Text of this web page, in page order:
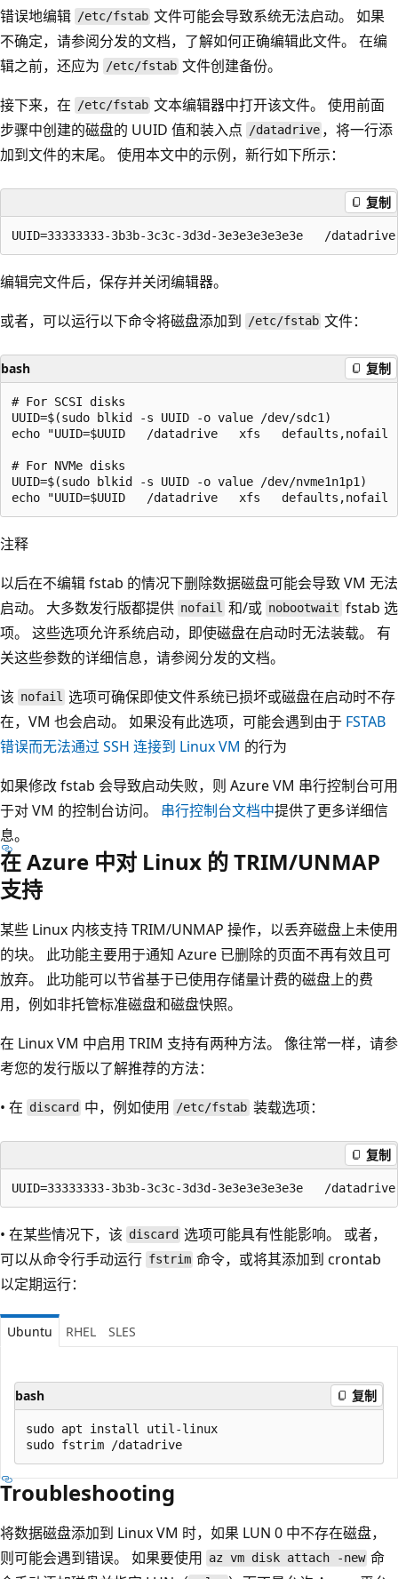
错误地编辑 /etc/fstab 文件可能会导致系统无法启动。 如果
不确定，请参阅分发的文档，了解如何正确编辑此文件。 在编
辑之前，还应为 /etc/fstab 文件创建备份。
接下来，在 /etc/fstab 文本编辑器中打开该文件。 使用前面
步骤中创建的磁盘的 UUID 值和装入点 /datadrive ，将一行添
加到文件的末尾。 使用本文中的示例，新行如下所示：
复制
编辑完文件后，保存并关闭编辑器。
或者，可以运行以下命令将磁盘添加到 /etc/fstab 文件：
bash 复制
# For SCSI disks
UUID=$(sudo blkid -s UUID -o value /dev/sdc1)
echo "UUID=$UUID   /datadrive   xfs
# For NVMe disks
UUID=$(sudo blkid -s UUID -o value /dev/nvme1n1p1)
注释
以后在不编辑 fstab 的情况下删除数据磁盘可能会导致 VM 无法
启动。 大多数发行版都提供 nofail 和/或 nobootwait fstab 选
项。 这些选项允许系统启动，即使磁盘在启动时无法装载。 有
关这些参数的详细信息，请参阅分发的文档。
该 nofail 选项可确保即使文件系统已损坏或磁盘在启动时不存
在，VM 也会启动。 如果没有此选项，可能会遇到由于 FSTAB
错误而无法通过 SSH 连接到 Linux VM 的行为
如果修改 fstab 会导致启动失败，则 Azure VM 串行控制台可用
于对 VM 的控制台访问。 串行控制台文档中提供了更多详细信
息。
在 Azure 中对 Linux 的 TRIM/UNMAP
支持
某些 Linux 内核支持 TRIM/UNMAP 操作，以丢弃磁盘上未使用
的块。 此功能主要用于通知 Azure 已删除的页面不再有效且可
放弃。 此功能可以节省基于已使用存储量计费的磁盘上的费
用，例如非托管标准磁盘和磁盘快照。
在 Linux VM 中启用 TRIM 支持有两种方法。 像往常一样，请参
考您的发行版以了解推荐的方法：
• 在 discard 中，例如使用 /etc/fstab 装载选项：
复制
• 在某些情况下，该 discard 选项可能具有性能影响。 或者，
可以从命令行手动运行 fstrim 命令，或将其添加到 crontab
以定期运行：
Ubuntu RHEL SLES
bash 复制
sudo apt install util-linux
Troubleshooting
将数据磁盘添加到 Linux VM 时，如果 LUN 0 中不存在磁盘，
则可能会遇到错误。 如果要使用 az vm disk attach -new 命